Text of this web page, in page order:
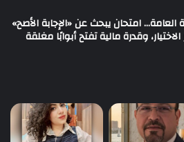
العامة… امتحان يبحث عن «الإجابة الأصح»
وقدرة مالية تفتح أبوابًا مغلقة